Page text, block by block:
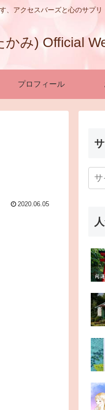
、アクセスバーズと心のサプリ
み) Official
プロフィール
2020.06.05